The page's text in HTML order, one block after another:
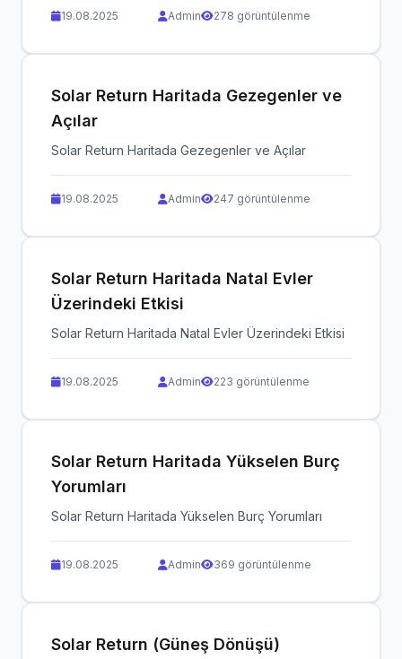
19.08.2025 Admin 278 görüntülenme
Solar Return Haritada Gezegenler ve
Açılar
Solar Return Haritada Gezegenler ve Açılar
19.08.2025 Admin 247 görüntülenme
Solar Return Haritada Natal Evler
Üzerindeki Etkisi
Solar Return Haritada Natal Evler Üzerindeki Etkisi
19.08.2025 Admin 223 görüntülenme
Solar Return Haritada Yükselen Burç
Yorumları
Solar Return Haritada Yükselen Burç Yorumları
19.08.2025 Admin 369 görüntülenme
Solar Return (Güneş Dönüşü)